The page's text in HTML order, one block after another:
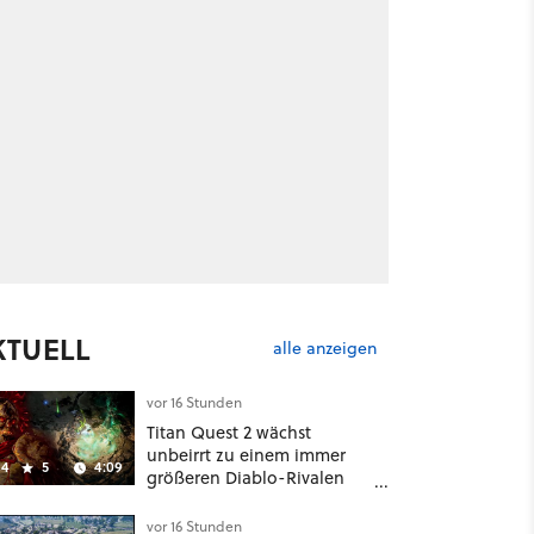
alle anzeigen
5 4:09
vor 16 Stunden
Titan Quest 2 wächst
unbeirrt zu einem immer
größeren Diablo-Rivalen
sogar eine richtige
vor 16 Stunden